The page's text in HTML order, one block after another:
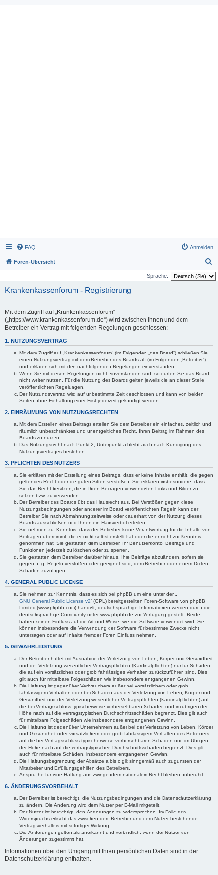
FAQ Anmelden
Foren-Übersicht
u
Sprache:
Krankenkassenforum - Registrierung
Mit dem Zugriff auf „Krankenkassenforum“
(„https://www.krankenkassenforum.de“) wird zwischen Ihnen und dem
Betreiber ein Vertrag mit folgenden Regelungen geschlossen:
1. NUTZUNGSVERTRAG
Mit dem Zugriff auf „Krankenkassenforum“ (im Folgenden „das Board“) schließen Sie
einen Nutzungsvertrag mit dem Betreiber des Boards ab (im Folgenden „Betreiber“)
und erklären sich mit den nachfolgenden Regelungen einverstanden.
Wenn Sie mit diesen Regelungen nicht einverstanden sind, so dürfen Sie das Board
nicht weiter nutzen. Für die Nutzung des Boards gelten jeweils die an dieser Stelle
veröffentlichten Regelungen.
Der Nutzungsvertrag wird auf unbestimmte Zeit geschlossen und kann von beiden
Seiten ohne Einhaltung einer Frist jederzeit gekündigt werden.
2. EINRÄUMUNG VON NUTZUNGSRECHTEN
Mit dem Erstellen eines Beitrags erteilen Sie dem Betreiber ein einfaches, zeitlich und
räumlich unbeschränktes und unentgeltliches Recht, Ihren Beitrag im Rahmen des
Boards zu nutzen.
Das Nutzungsrecht nach Punkt 2, Unterpunkt a bleibt auch nach Kündigung des
Nutzungsvertrages bestehen.
3. PFLICHTEN DES NUTZERS
Sie erklären mit der Erstellung eines Beitrags, dass er keine Inhalte enthält, die gegen
geltendes Recht oder die guten Sitten verstoßen. Sie erklären insbesondere, dass
Sie das Recht besitzen, die in Ihren Beiträgen verwendeten Links und Bilder zu
setzen bzw. zu verwenden.
Der Betreiber des Boards übt das Hausrecht aus. Bei Verstößen gegen diese
Nutzungsbedingungen oder anderer im Board veröffentlichten Regeln kann der
Betreiber Sie nach Abmahnung zeitweise oder dauerhaft von der Nutzung dieses
Boards ausschließen und Ihnen ein Hausverbot erteilen.
Sie nehmen zur Kenntnis, dass der Betreiber keine Verantwortung für die Inhalte von
Beiträgen übernimmt, die er nicht selbst erstellt hat oder die er nicht zur Kenntnis
genommen hat. Sie gestatten dem Betreiber, Ihr Benutzerkonto, Beiträge und
Funktionen jederzeit zu löschen oder zu sperren.
Sie gestatten dem Betreiber darüber hinaus, Ihre Beiträge abzuändern, sofern sie
gegen o. g. Regeln verstoßen oder geeignet sind, dem Betreiber oder einem Dritten
Schaden zuzufügen.
4. GENERAL PUBLIC LICENSE
Sie nehmen zur Kenntnis, dass es sich bei phpBB um eine unter der „
GNU General Public License v2“ (GPL) bereitgestellten Foren-Software von phpBB
Limited (www.phpbb.com) handelt; deutschsprachige Informationen werden durch die
deutschsprachige Community unter www.phpbb.de zur Verfügung gestellt. Beide
haben keinen Einfluss auf die Art und Weise, wie die Software verwendet wird. Sie
können insbesondere die Verwendung der Software für bestimmte Zwecke nicht
untersagen oder auf Inhalte fremder Foren Einfluss nehmen.
5. GEWÄHRLEISTUNG
Der Betreiber haftet mit Ausnahme der Verletzung von Leben, Körper und Gesundheit
und der Verletzung wesentlicher Vertragspflichten (Kardinalpflichten) nur für Schäden,
die auf ein vorsätzliches oder grob fahrlässiges Verhalten zurückzuführen sind. Dies
gilt auch für mittelbare Folgeschäden wie insbesondere entgangenen Gewinn.
Die Haftung ist gegenüber Verbrauchern außer bei vorsätzlichem oder grob
fahrlässigem Verhalten oder bei Schäden aus der Verletzung von Leben, Körper und
Gesundheit und der Verletzung wesentlicher Vertragspflichten (Kardinalpflichten) auf
die bei Vertragsschluss typischerweise vorhersehbaren Schäden und im übrigen der
Höhe nach auf die vertragstypischen Durchschnittsschäden begrenzt. Dies gilt auch
für mittelbare Folgeschäden wie insbesondere entgangenen Gewinn.
Die Haftung ist gegenüber Unternehmern außer bei der Verletzung von Leben, Körper
und Gesundheit oder vorsätzlichem oder grob fahrlässigem Verhalten des Betreibers
auf die bei Vertragsschluss typischerweise vorhersehbaren Schäden und im Übrigen
der Höhe nach auf die vertragstypischen Durchschnittsschäden begrenzt. Dies gilt
auch für mittelbare Schäden, insbesondere entgangenen Gewinn.
Die Haftungsbegrenzung der Absätze a bis c gilt sinngemäß auch zugunsten der
Mitarbeiter und Erfüllungsgehilfen des Betreibers.
Ansprüche für eine Haftung aus zwingendem nationalem Recht bleiben unberührt.
6. ÄNDERUNGSVORBEHALT
Der Betreiber ist berechtigt, die Nutzungsbedingungen und die Datenschutzerklärung
zu ändern. Die Änderung wird dem Nutzer per E-Mail mitgeteilt.
Der Nutzer ist berechtigt, den Änderungen zu widersprechen. Im Falle des
Widerspruchs erlischt das zwischen dem Betreiber und dem Nutzer bestehende
Vertragsverhältnis mit sofortiger Wirkung.
Die Änderungen gelten als anerkannt und verbindlich, wenn der Nutzer den
Änderungen zugestimmt hat.
Informationen über den Umgang mit Ihren persönlichen Daten sind in der
Datenschutzerklärung enthalten.